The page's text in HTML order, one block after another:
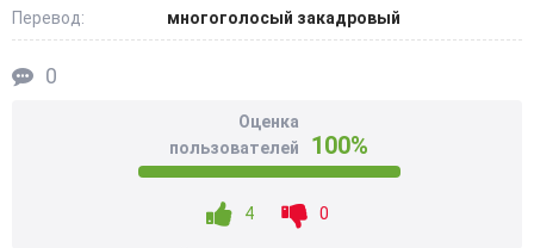
Перевод:
многоголосый закадровый
0
Оценка
пользователей
100%
4 0